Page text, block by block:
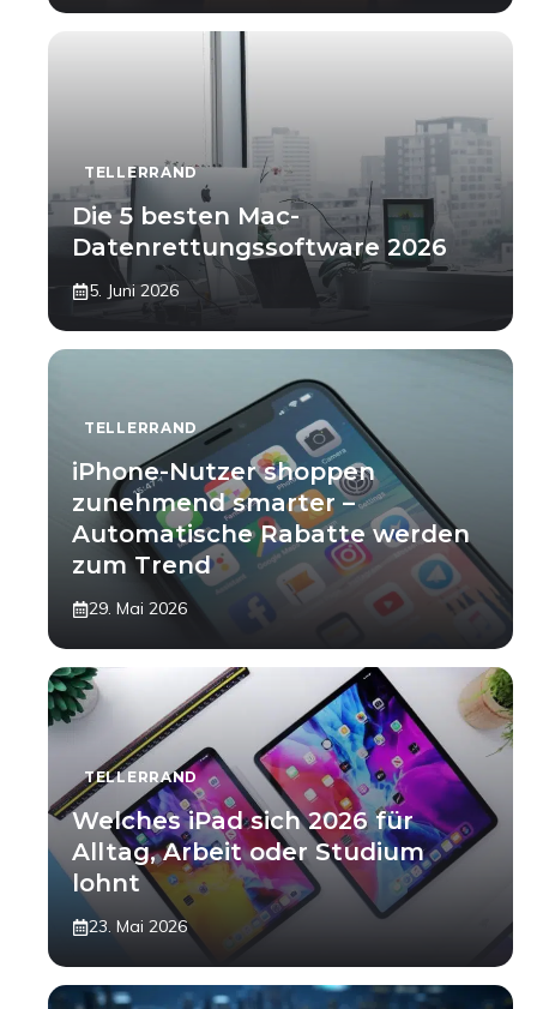
TELLERRAND
Die 5 besten Mac-
Datenrettungssoftware 2026
5. Juni 2026
TELLERRAND
iPhone-Nutzer shoppen
zunehmend smarter –
Automatische Rabatte werden
zum Trend
29. Mai 2026
TELLERRAND
Welches iPad sich 2026 für
Alltag, Arbeit oder Studium
lohnt
23. Mai 2026